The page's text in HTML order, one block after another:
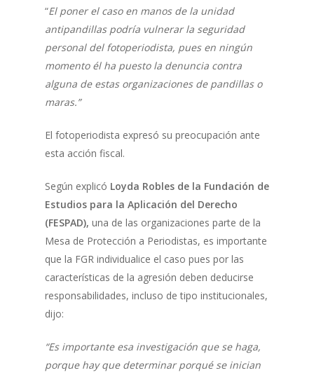
“El poner el caso en manos de la unidad
antipandillas podría vulnerar la seguridad
personal del fotoperiodista, pues en ningún
momento él ha puesto la denuncia contra
alguna de estas organizaciones de pandillas o
maras.”
El fotoperiodista expresó su preocupación ante
esta acción fiscal.
Según explicó Loyda Robles de la Fundación de
Estudios para la Aplicación del Derecho
(FESPAD), una de las organizaciones parte de la
Mesa de Protección a Periodistas, es importante
que la FGR individualice el caso pues por las
características de la agresión deben deducirse
responsabilidades, incluso de tipo institucionales,
dijo:
“Es importante esa investigación que se haga,
porque hay que determinar porqué se inician